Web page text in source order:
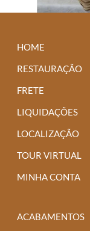
HOME
RESTAURAÇÃO
FRETE
LIQUIDAÇÕES
LOCALIZAÇÃO
TOUR VIRTUAL
MINHA CONTA
ACABAMENTOS